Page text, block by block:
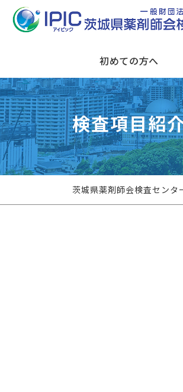
初めての方へ
検査項目紹
茨城県薬剤師会検査センタ